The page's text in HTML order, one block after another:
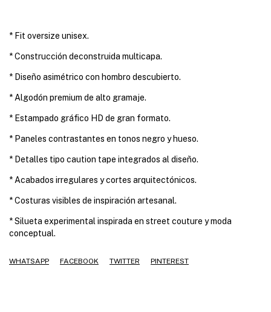
* Fit oversize unisex.
* Construcción deconstruida multicapa.
* Diseño asimétrico con hombro descubierto.
* Algodón premium de alto gramaje.
* Estampado gráfico HD de gran formato.
* Paneles contrastantes en tonos negro y hueso.
* Detalles tipo caution tape integrados al diseño.
* Acabados irregulares y cortes arquitectónicos.
* Costuras visibles de inspiración artesanal.
* Silueta experimental inspirada en street couture y moda
conceptual.
WHATSAPP FACEBOOK TWITTER PINTEREST